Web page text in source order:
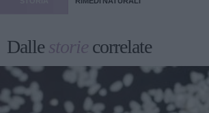
Dallestorie correlate